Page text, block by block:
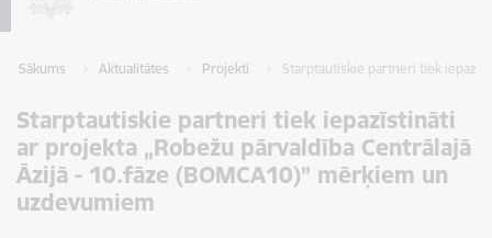
Sākums Aktualitātes Projekti Starptautiskie partneri tiek
Starptautiskie partneri tiek iepazīstināti
ar projekta „Robežu pārvaldība Centrālajā
Āzijā - 10.fāze (BOMCA10)” mērķiem un
uzdevumiem